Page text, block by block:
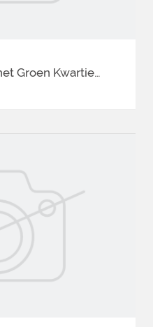
Op wandelafstand van het Groen Kwartier een te renoveren woning en/of opbrengsteigendom met een stadstuin